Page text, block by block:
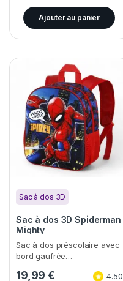
Ajouter au panier
Sac à dos 3D
Sac à dos 3D Spiderman
Mighty
Sac à dos préscolaire avec
bord gaufrée…
19,99€ 4.50